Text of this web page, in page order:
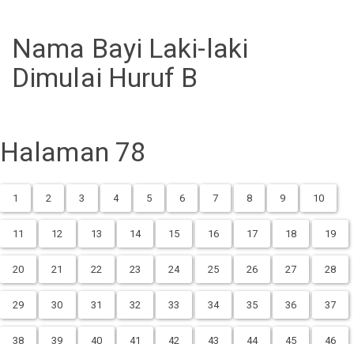
Nama Bayi Laki-laki
Dimulai Huruf B
Halaman 78
1 2 3 4 5 6 7 8 9 10
11 12 13 14 15 16 17 18 19
20 21 22 23 24 25 26 27 28
29 30 31 32 33 34 35 36 37
38 39 40 41 42 43 44 45 46